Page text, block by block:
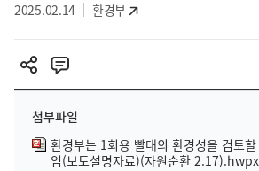
2025.02.14 환경부
첨부파일
환경부는 1회용 빨대의 환경성을 검토할
임(보도설명자료)(자원순환 2.17).hwpx